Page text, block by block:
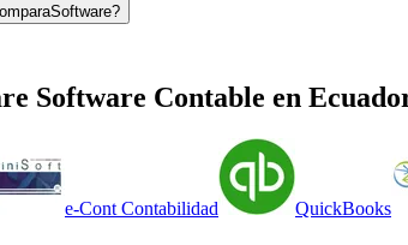
Software Contable en
e-Cont Contabilidad QuickBooks